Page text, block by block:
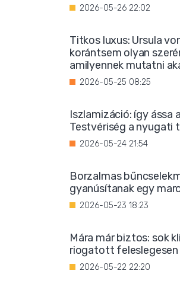
2026-05-26 22:02
Titkos luxus: Ursula
korántsem olyan
amilyennek mutatni
2026-05-25 08:25
Iszlamizáció: így ássa
Testvériség a nyugati
2026-05-24 21:54
Borzalmas
gyanúsítanak egy
2026-05-23 18:23
Mára már biztos: sok
riogatott feleslegesen
2026-05-22 22:20